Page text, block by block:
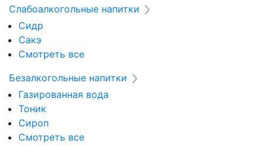
Слабоалкогольные напитки
Сидр
Сакэ
Смотреть все
Безалкогольные напитки
Газированная вода
Тоник
Сироп
Смотреть все